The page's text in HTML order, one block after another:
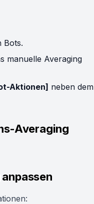
Bots.
manuelle Averaging
Aktionen] neben dem
Averaging